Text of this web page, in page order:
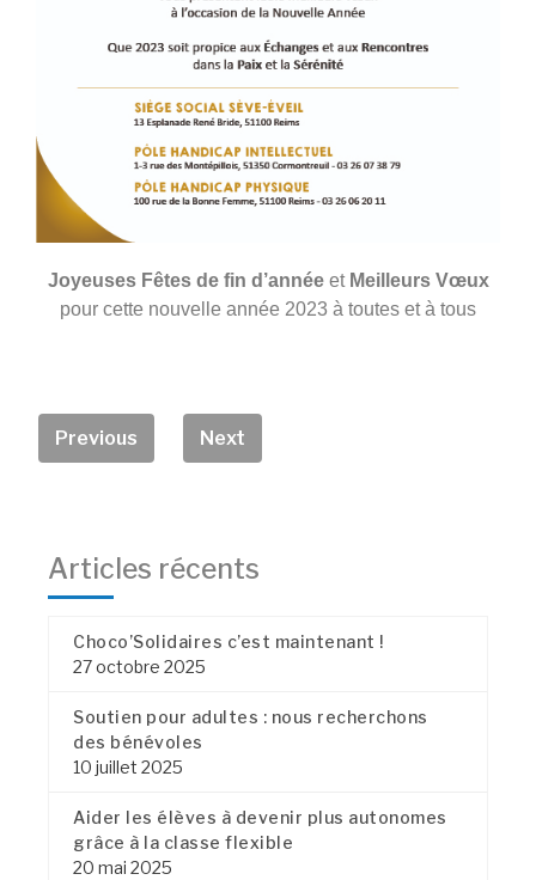
Joyeuses Fêtes de fin d’annéeet Meilleurs Vœux
pour cette nouvelle année 2023 à toutes et à tous
Previous Next
Articles récents
Choco’Solidaires c’est maintenant !
27 octobre 2025
Soutien pour adultes : nous recherchons
des bénévoles
10 juillet 2025
Aider les élèves à devenir plus autonomes
grâce à la classe flexible
20 mai 2025